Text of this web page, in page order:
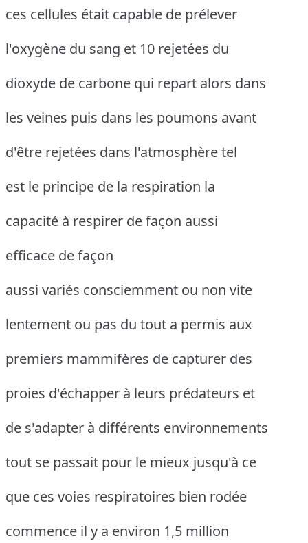
ces cellules était capable de prélever
l'oxygène du sang et 10 rejetées du
dioxyde de carbone qui repart alors dans
les veines puis dans les poumons avant
d'être rejetées dans l'atmosphère tel
est le principe de la respiration la
capacité à respirer de façon aussi
efficace de façon
aussi variés consciemment ou non vite
lentement ou pas du tout a permis aux
premiers mammifères de capturer des
proies d'échapper à leurs prédateurs et
de s'adapter à différents environnements
tout se passait pour le mieux jusqu'à ce
que ces voies respiratoires bien rodée
commence il y a environ 1,5 million